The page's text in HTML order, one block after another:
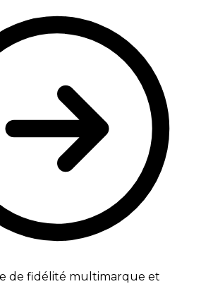
de fidélité multimarque et